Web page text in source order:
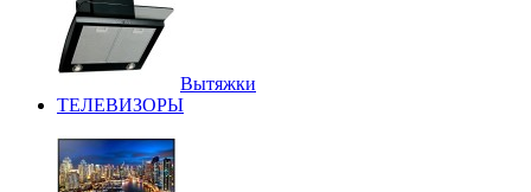
Вытяжки
ТЕЛЕВИЗОРЫ